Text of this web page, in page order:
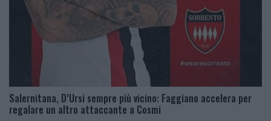
Salernitana, D’Ursi sempre più vicino: Faggiano accelera per
regalare un altro attaccante a Cosmi